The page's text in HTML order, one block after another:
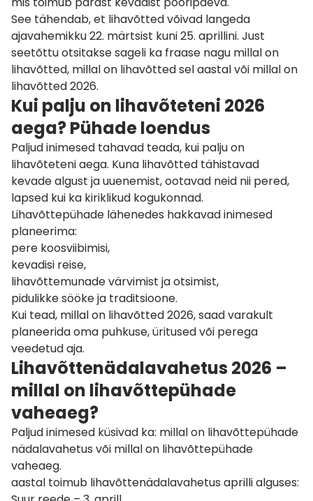
See tähendab, et lihavõtted võivad langeda
ajavahemikku 22. märtsist kuni 25. aprillini. Just
seetõttu otsitakse sageli ka fraase nagu millal on
lihavõtted, millal on lihavõtted sel aastal või millal on
lihavõtted 2026.
Kui palju on lihavõteteni 2026
aega? Pühade loendus
Paljud inimesed tahavad teada, kui palju on
lihavõteteni aega. Kuna lihavõtted tähistavad
kevade algust ja uuenemist, ootavad neid nii pered,
lapsed kui ka kiriklikud kogukonnad.
Lihavõttepühade lähenedes hakkavad inimesed
planeerima:
pere koosviibimisi,
kevadisi reise,
lihavõttemunade värvimist ja otsimist,
pidulikke sööke ja traditsioone.
Kui tead, millal on lihavõtted 2026, saad varakult
planeerida oma puhkuse, üritused või perega
veedetud aja.
Lihavõttenädalavahetus 2026 –
millal on lihavõttepühade
vaheaeg?
Paljud inimesed küsivad ka: millal on lihavõttepühade
nädalavahetus või millal on lihavõttepühade
vaheaeg.
aastal toimub lihavõttenädalavahetus aprilli alguses: